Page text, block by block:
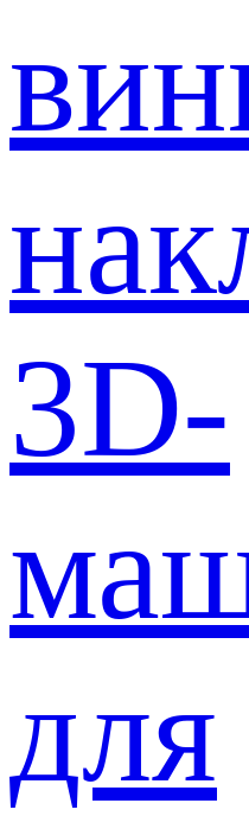
3D-
для